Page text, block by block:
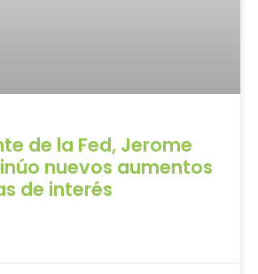
de la Fed, Jerome
nuevos aumentos
de interés